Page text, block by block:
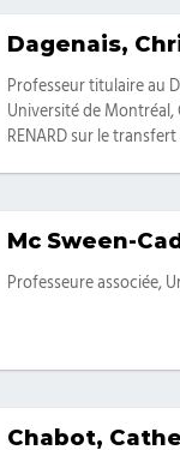
Dagenais,
Catégories
Professeur titulaire au
Université de Montréal,
RENARD sur le
Mc Sween-
Catégories
Professeure associée,
Chabot,